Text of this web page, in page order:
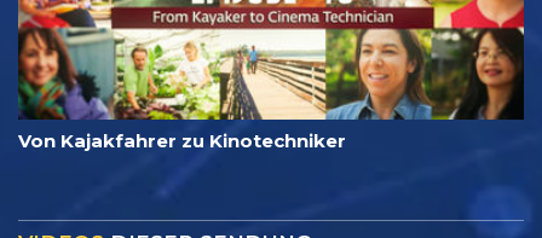
Von Kajakfahrer zu Kinotechniker